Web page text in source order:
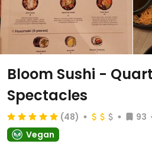
Bloom Sushi -
Spectacles
(48) 93
Vegan